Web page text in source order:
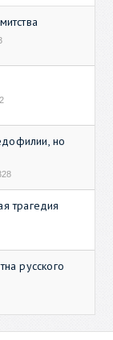
но
трагедия
русского